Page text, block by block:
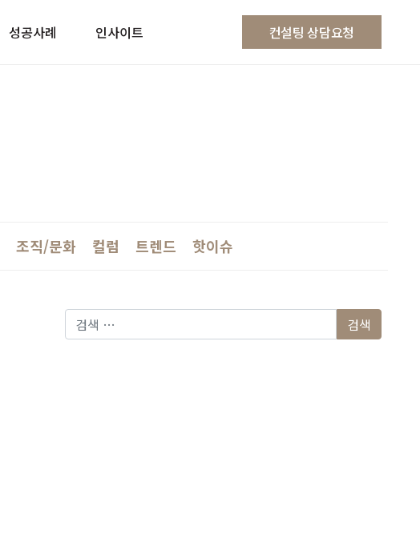
성공사례 인사이트 컨설팅 상담요청
조직/문화 컬럼 트렌드 핫이슈